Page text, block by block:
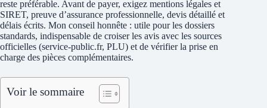
reste préférable. Avant de payer, exigez mentions légales et
SIRET, preuve d’assurance professionnelle, devis détaillé et
délais écrits. Mon conseil honnête : utile pour les dossiers
standards, indispensable de croiser les avis avec les sources
officielles (service-public.fr, PLU) et de vérifier la prise en
charge des pièces complémentaires.
Voir le sommaire